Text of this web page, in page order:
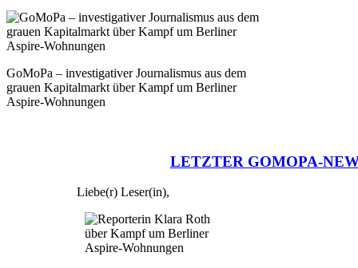
GoMoPa – investigativer Journalismus aus dem
grauen Kapitalmarkt über Kampf um Berliner
Aspire-Wohnungen
LETZTER GOMOPA-
Liebe(r) Leser(in),